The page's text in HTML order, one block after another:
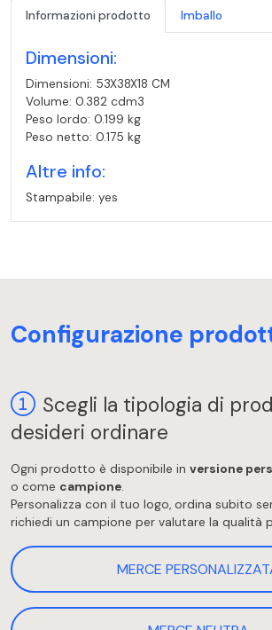
Informazioni prodotto Imballo
Dimensioni:
Dimensioni: 53X38X18 CM
Volume: 0.382 cdm3
Peso lordo: 0.199 kg
Peso netto: 0.175 kg
Altre info:
Stampabile: yes
Configurazione
Scegli la tipologia di
desideri ordinare
Ogni prodotto è disponibile in versione
o come campione.
Personalizza con il tuo logo, ordina subito
richiedi un campione per valutare la qualità
MERCE